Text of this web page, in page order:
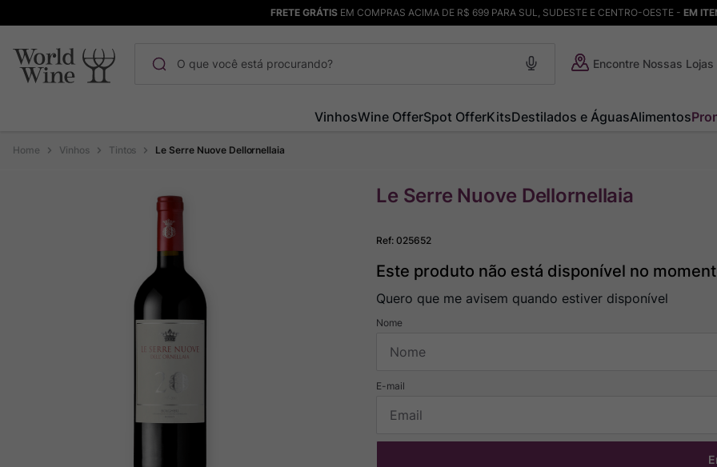
FRETE GRÁTISEM COMPRAS ACIMA DE R$ 699 PARA SUL, SUDESTE E CENTRO-OESTE - EM
Encontre Nossas Lojas
VinhosWine OfferSpot OfferKitsDestilados e ÁguasAlimentos
Vinhos Tintos Le Serre Nuove Dellornellaia
Le Serre Nuove Dellornellaia
Ref:025652
Este produto não está disponível no
Quero que me avisem quando estiver disponível
1º Maçanita
Bodega Garzon
Ver Sacrum